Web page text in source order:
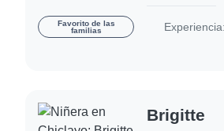
Favorito de las
familias
Brigitte